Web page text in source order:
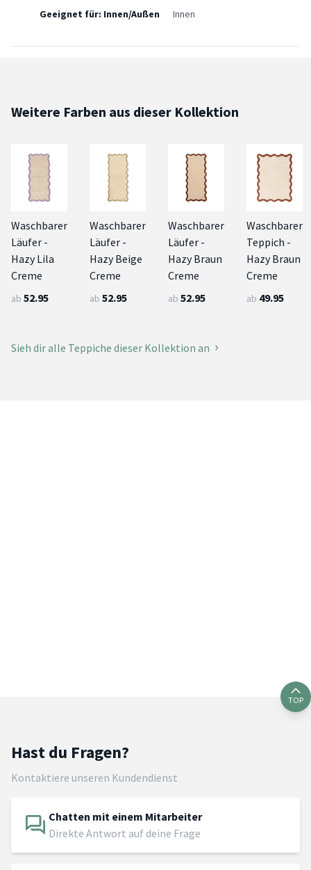
Geeignet für: Innen/Außen Innen
Weitere Farben aus dieser Kollektion
Waschbarer
Läufer -
Hazy Lila
Creme
ab 52.95
Waschbarer
Läufer -
Hazy Beige
Creme
ab 52.95
Waschbarer
Läufer -
Hazy Braun
Creme
ab 52.95
Waschbarer
Teppich -
Hazy Braun
Creme
ab 49.95
Sieh dir alle Teppiche dieser Kollektion an
TOP
Hast du Fragen?
Kontaktiere unseren Kundendienst
Chatten mit einem Mitarbeiter
Direkte Antwort auf deine Frage